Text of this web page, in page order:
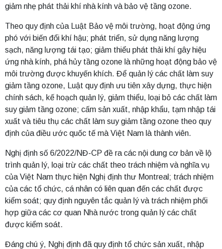
giảm nhẹ phát thải khí nhà kính và bảo vệ tầng ozone.
Theo quy định của Luật Bảo vệ môi trường, hoạt động ứng
phó với biến đổi khí hậu; phát triển, sử dụng năng lượng
sạch, năng lượng tái tạo; giảm thiểu phát thải khí gây hiệu
ứng nhà kính, phá hủy tầng ozone là những hoạt động bảo vệ
môi trường được khuyến khích. Để quản lý các chất làm suy
giảm tầng ozone, Luật quy định ưu tiên xây dựng, thực hiện
chính sách, kế hoạch quản lý, giảm thiểu, loại bỏ các chất làm
suy giảm tầng ozone; cấm sản xuất, nhập khẩu, tạm nhập tái
xuất và tiêu thụ các chất làm suy giảm tầng ozone theo quy
định của điều ước quốc tế mà Việt Nam là thành viên.
Nghị định số 6/2022/NĐ-CP đề ra các nội dung cơ bản về lộ
trình quản lý, loại trừ các chất theo trách nhiệm và nghĩa vụ
của Việt Nam thực hiện Nghị định thư Montreal; trách nhiệm
của các tổ chức, cá nhân có liên quan đến các chất được
kiểm soát; quy định nguyên tắc quản lý và trách nhiệm phối
hợp giữa các cơ quan Nhà nước trong quản lý các chất
được kiểm soát.
Đáng chú ý, Nghị định đã quy định tổ chức sản xuất, nhập